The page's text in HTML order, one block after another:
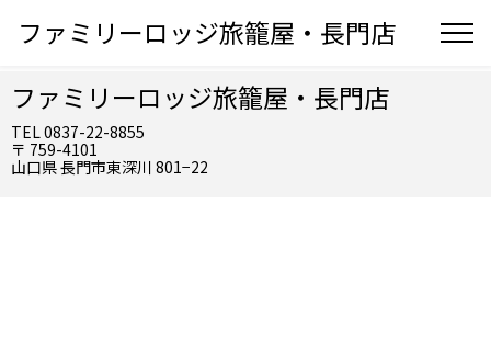
ファミリーロッジ旅籠屋・長門店
ファミリーロッジ旅籠屋・長門店
TEL 0837-22-8855
〒 759-4101
山口県 長門市東深川 801−22